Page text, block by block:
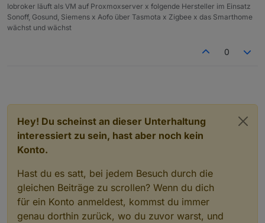
Iobroker läuft als VM auf Proxmoxserver x folgende Hersteller im Einsatz
Sonoff, Gosund, Siemens x Aofo über Tasmota x Zigbee x das Smarthome
wächst und wächst
0
Hey! Du scheinst an dieser Unterhaltung
interessiert zu sein, hast aber noch kein
Konto.
Hast du es satt, bei jedem Besuch durch die
gleichen Beiträge zu scrollen? Wenn du dich
für ein Konto anmeldest, kommst du immer
genau dorthin zurück, wo du zuvor warst, und